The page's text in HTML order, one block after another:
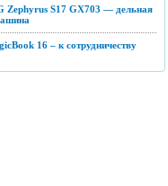
Zephyrus S17 GX703 — дельная
16 – к сотрудничеству